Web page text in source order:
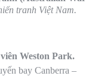
tranh Việt Nam.
Weston Park.
bay Canberra –